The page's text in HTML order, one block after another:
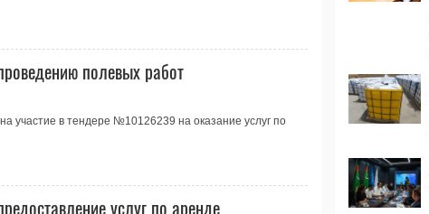
полевых работ
участие в тендере №10126239 на оказание услуг по
услуг по аренде